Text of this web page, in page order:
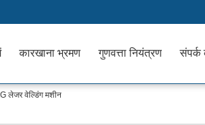
कारखाना भ्रमण गुणवत्ता नियंत्रण संपर्क
लेजर वेल्डिंग मशीन